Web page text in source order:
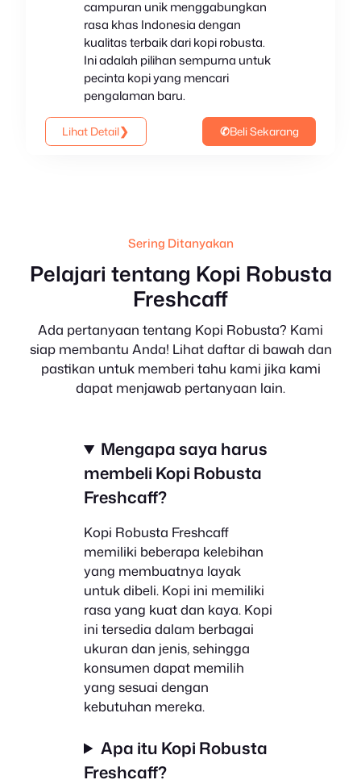
campuran unik menggabungkan
rasa khas Indonesia dengan
kualitas terbaik dari kopi robusta.
Ini adalah pilihan sempurna untuk
pecinta kopi yang mencari
pengalaman baru.
Lihat Detail❯ ✆Beli Sekarang
Sering Ditanyakan
Pelajari tentang Kopi Robusta
Freshcaff
Ada pertanyaan tentang Kopi Robusta? Kami
siap membantu Anda! Lihat daftar di bawah dan
pastikan untuk memberi tahu kami jika kami
dapat menjawab pertanyaan lain.
Mengapa saya harus
membeli Kopi Robusta
Freshcaff?
Kopi Robusta Freshcaff
memiliki beberapa kelebihan
yang membuatnya layak
untuk dibeli. Kopi ini memiliki
rasa yang kuat dan kaya. Kopi
ini tersedia dalam berbagai
ukuran dan jenis, sehingga
konsumen dapat memilih
yang sesuai dengan
kebutuhan mereka.
Apa itu Kopi Robusta
Freshcaff?